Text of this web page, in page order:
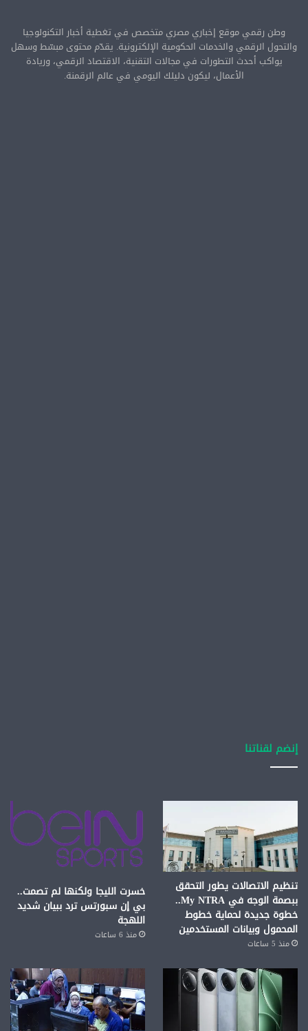
وطن رقمي موقع إخباري مصري متخصص في تغطية أخبار التكنولوجيا
والتحول الرقمي والخدمات الحكومية الإلكترونية. يقدّم محتوى مبسّط وسهل
يواكب أحدث التطورات في مجالات التقنية، الاقتصاد الرقمي، وريادة
الأعمال، ليكون دليلك اليومي في عالم الرقمنة.
إنضم لقناتنا
تنظيم الاتصالات يطور التحقق
ببصمة الوجه في My NTRA..
خطوة جديدة لحماية خطوط
المحمول وبيانات المستخدمين
منذ 5 ساعات
خسرت الليجا ولكنها لم تصمت..
بي إن سبورتس ترد ببيان شديد
اللهجة
منذ 6 ساعات